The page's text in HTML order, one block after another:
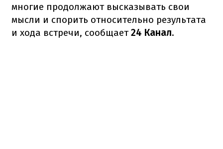
многие продолжают высказывать свои
мысли и спорить относительно результата
и хода встречи, сообщает24 Канал.